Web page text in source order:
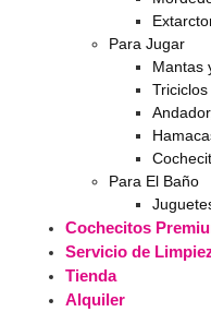
Para Jugar
Mantas
Triciclos
Para El Baño
Cochecitos
Servicio de
Tienda
Alquiler